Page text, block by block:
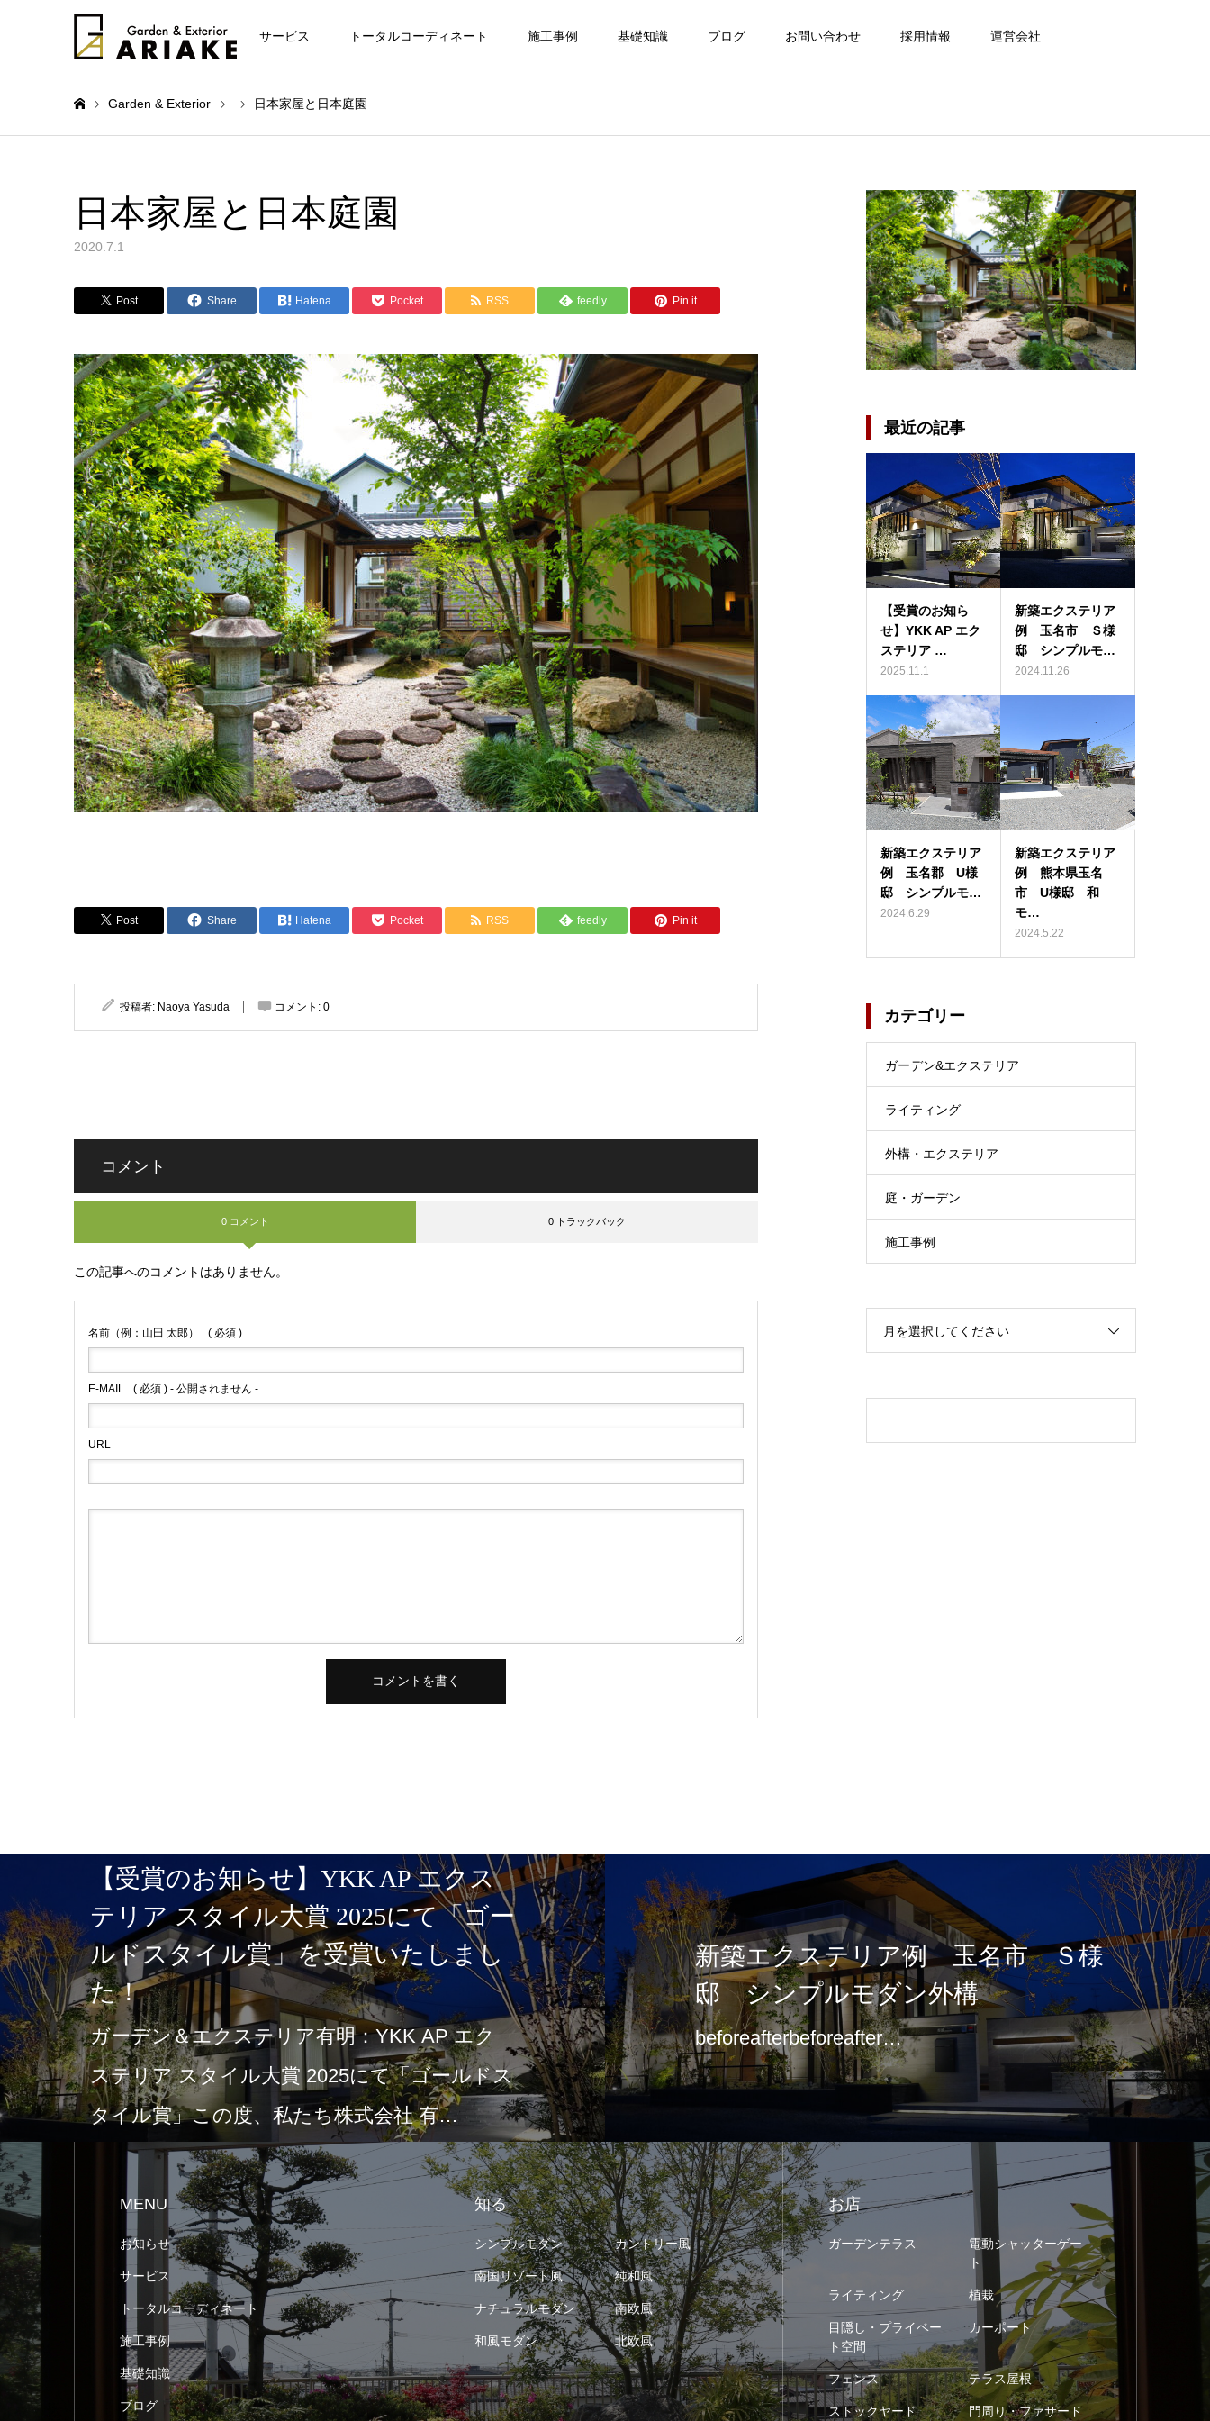
お知らせ サービス トータルコーディネート 施工事例 基礎知識 ブログ お問い合わせ 採用情報 運営会社
Garden & Exterior 日本家屋と日本庭園
日本家屋と日本庭園
2020.7.1
Post Share Hatena Pocket RSS feedly Pin it
Post Share Hatena Pocket RSS feedly Pin it
投稿者: Naoya Yasuda コメント: 0
コメント
0 コメント 0 トラックバック
この記事へのコメントはありません。
名前（例：山田 太郎） ( 必須 )
E-MAIL ( 必須 ) - 公開されません -
URL
最近の記事
【受賞のお知ら
せ】YKK AP エク
ステリア …
2025.11.1
新築エクステリア
例 玉名市 Ｓ様
邸 シンプルモ…
2024.11.26
新築エクステリア
例 玉名郡 U様
邸 シンプルモ…
2024.6.29
新築エクステリア
例 熊本県玉名
市 U様邸 和
モ…
2024.5.22
カテゴリー
ガーデン&エクステリア
ライティング
外構・エクステリア
庭・ガーデン
施工事例
月を選択してください
【受賞のお知らせ】YKK AP エクス
テリア スタイル大賞 2025にて「ゴー
ルドスタイル賞」を受賞いたしまし
た！
ガーデン＆エクステリア有明：YKK AP エク
ステリア スタイル大賞 2025にて「ゴールドス
タイル賞」この度、私たち株式会社 有…
新築エクステリア例 玉名市 Ｓ様
邸 シンプルモダン外構
beforeafterbeforeafter…
MENU
お知らせ
サービス
トータルコーディネート
施工事例
基礎知識
ブログ
知る
シンプルモダン カントリー風
南国リゾート風 純和風
ナチュラルモダン 南欧風
和風モダン 北欧風
お店
ガーデンテラス
電動シャッターゲー
ト
ライティング 植栽
目隠し・プライベー
ト空間
カーポート
フェンス テラス屋根
ストックヤード 門周り・ファサード